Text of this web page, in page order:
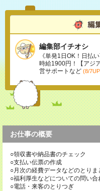
編集部イチオシ
《単発1日OK！日払
時給1900円！【アジ
営サポートなど (8/
お仕事の概要
○領収書や納品書のチェック
○支払い伝票の作成
○月次の経費データなどのとりま
○福利厚生などについての問い合
○電話・来客のとりつぎ